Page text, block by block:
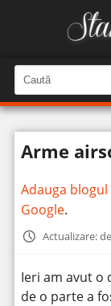
a
u
t
n
C
a
u
î
n
t
Arme
Adauga
Google.
Actualizare:
Ieri am avut o
de o parte a